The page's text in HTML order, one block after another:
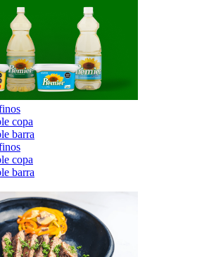
copa
barra
copa
barra